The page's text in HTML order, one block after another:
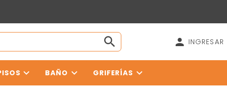
INGRESAR
BAÑO GRIFERÍAS